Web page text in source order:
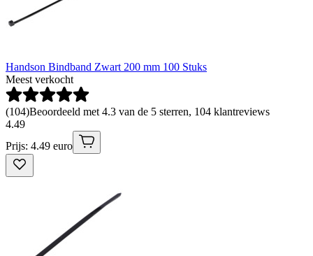
Handson Bindband Zwart 200 mm 100 Stuks
Meest verkocht
(104)Beoordeeld met 4.3 van de 5 sterren, 104 klantreviews
4.49
Prijs: 4.49 euro